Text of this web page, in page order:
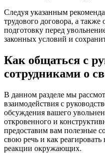
Следуя указанным
трудового договора, а
подготовку перед
законных условий и
Как общаться с
сотрудниками о
В данном разделе мы
взаимодействия с
обсуждения вашего
откровенного и
предоставим вам полезные
свою речь и как
реакции окружающих.